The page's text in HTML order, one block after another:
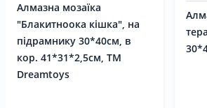
Алмазна мозаїка
"Блакитноока кішка", на
підрамнику 30*40см, в
кор. 41*31*2,5см, ТМ
Dreamtoys